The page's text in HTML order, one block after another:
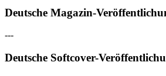
Deutsche Magazin-
---
Deutsche Softcover-